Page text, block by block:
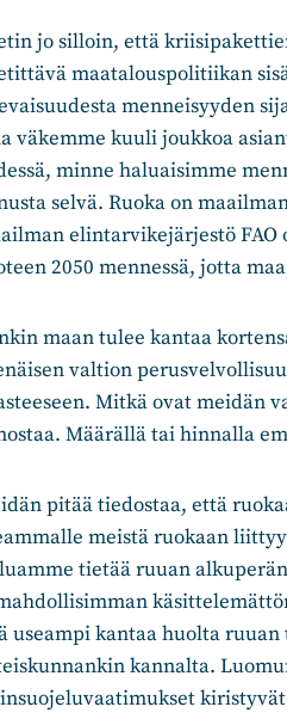
jo silloin, että
maatalouspolitiikan
menneisyyden
väkemme kuuli joukkoa
minne haluaisimme
selvä. Ruoka on
elintarvikejärjestö
2050 mennessä, jotta
maan tulee kantaa
valtion
Mitkä ovat meidän
Määrällä tai hinnalla
pitää tiedostaa, että
meistä ruokaan
tietää ruuan
useampi kantaa huolta
kannalta.